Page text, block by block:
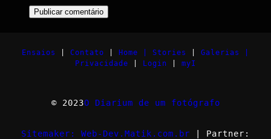
Ensaios Contato Home | Stories
Galerias |
Privacidade
Login myI
© 2023O Diarium de um fotógrafo
Sitemaker: Web-Dev.Matik.com.br | Partner: